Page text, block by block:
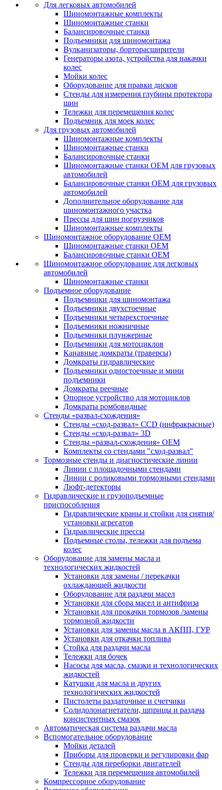
Для легковых автомобилей
Шиномонтажные комплекты
Шиномонтажные станки
Балансировочные станки
Подъемники для шиномонтажа
Вулканизаторы, борторасширители
Генераторы азота, устройства для накачки
колес
Мойки колес
Оборудование для правки дисков
Стенды для измерения глубины протектора
шин
Тележки для перемещения колес
Подъемник для моек колеc
Для грузовых автомобилей
Шиномонтажные комплекты
Шиномонтажные станки
Балансировочные станки
Шиномонтажные станки ОЕМ для грузовых
автомобилей
Балансировочные станки ОЕМ для грузовых
автомобилей
Дополнительное оборудование для
шиномонтажного участка
Прессы для шин погрузчиков
Шиномонтажные комплекты
Шиномонтажное оборудование ОЕМ
Шиномонтажные станки ОЕМ
Балансировочные станки ОЕМ
Шиномонтажное оборудование для легковых
автомобилей
Шиномонтажные станки
Подъемное оборудование
Подъемники для шиномонтажа
Подъемники двухстоечные
Подъемники четырехстоечные
Подъемники ножничные
Подъемники плунжерные
Подъемники для мотоциклов
Канавные домкраты (траверсы)
Домкраты гидравлические
Подъемники одностоечные и мини
подъемники
Домкраты реечные
Опорное устройство для мотоциклов
Домкраты ромбовидные
Стенды «развал-схождения»
Стенды «сход-развал» CCD (инфракрасные)
Стенды «сход-развал» 3D
Стенды «развал-схождения» ОЕМ
Комплекты со стендами "сход-развал"
Тормозные стенды и диагностические линии
Линии с площадочными стендами
Линии с роликовыми тормозными стендами
Люфт-детекторы
Гидравлические и грузоподъемные
приспособления
Гидравлические краны и стойки для снятия/
установки агрегатов
Гидравлические прессы
Подъемные столы, тележки для подъема
колес
Оборудование для замены масла и
технологических жидкостей
Установки для замены / перекачки
охлаждающей жидкости
Оборудование для раздачи масел
Установки для сбора масел и антифриза
Установки для прокачки тормозов /замены
тормозной жидкости
Установки для замены масла в АКПП, ГУР
Установки для откачки топлива
Стойка для раздачи масла
Тележки для бочек
Насосы для масла, смазки и технологических
жидкостей
Катушки для масла и других
технологических жидкостей
Пистолеты раздаточные и счетчики
Солидолонагнетатели, шприцы и раздача
консистентных смазок
Автоматическая система раздачи масла
Вспомогательное оборудование
Мойки деталей
Приборы для проверки и регулировки фар
Стенды для переборки двигателей
Тележки для перемещения автомобилей
Компрессорное оборудование